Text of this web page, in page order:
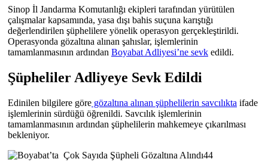
Sinop İl Jandarma Komutanlığı ekipleri tarafından yürütülen
çalışmalar kapsamında, yasa dışı bahis suçuna karıştığı
değerlendirilen şüphelilere yönelik operasyon gerçekleştirildi.
Operasyonda gözaltına alınan şahıslar, işlemlerinin
tamamlanmasının ardından Boyabat Adliyesi’ne sevk edildi.
Şüpheliler Adliyeye Sevk Edildi
Edinilen bilgilere göre gözaltına alınan şüphelilerin savcılıkta ifade
işlemlerinin sürdüğü öğrenildi. Savcılık işlemlerinin
tamamlanmasının ardından şüphelilerin mahkemeye çıkarılması
bekleniyor.